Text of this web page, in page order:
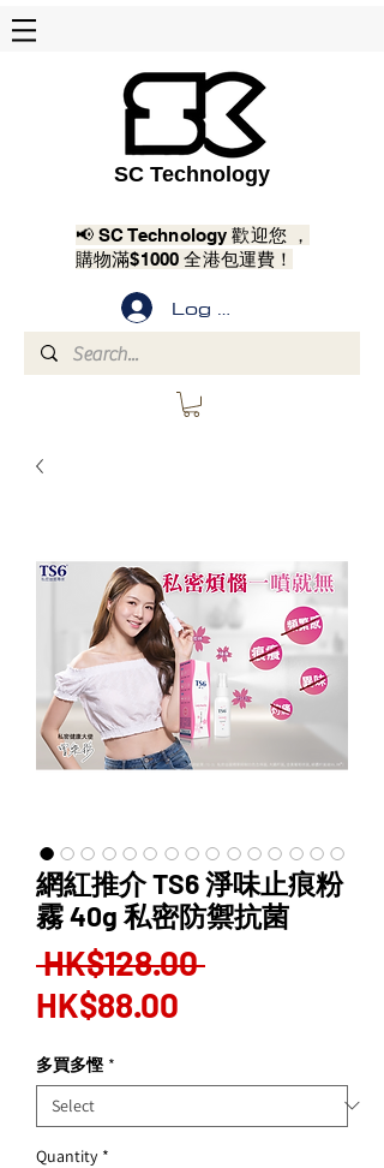
SC Technology
📢 SC Technology 歡迎您 ，
購物滿$1000 全港包運費！
Log In
網紅推介 TS6 淨味止痕粉
霧 40g 私密防禦抗菌
HK$128.00 Regular
HK$88.00
多買多慳 *
Quantity *